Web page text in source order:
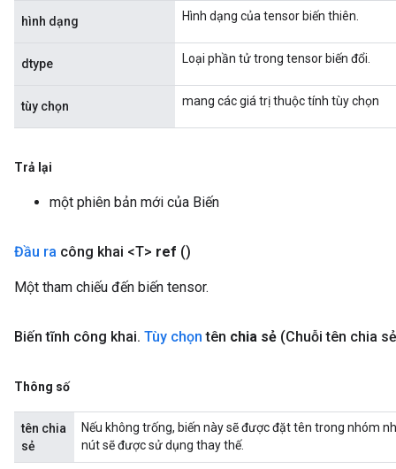
hình dạng Hình dạng của tensor biến thiên.
dtype Loại phần tử trong tensor biến đổi.
tùy chọn mang các giá trị thuộc tính tùy chọn
Trả lại
một phiên bản mới của Biến
Đầu ra công khai <T> ref ()
Một tham chiếu đến biến tensor.
Biến tĩnh công khai. Tùy chọn tên chia sẻ (Chuỗi tên chia
Thông số
tên chia
sẻ
Nếu không trống, biến này sẽ được đặt tên trong nhóm
nút sẽ được sử dụng thay thế.